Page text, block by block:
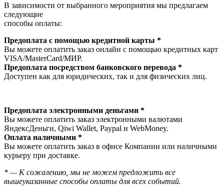
В зависимости от выбранного мероприятия мы предлагаем
следующие
способы оплаты:
Предоплата с помощью кредитной карты *
Вы можете оплатить заказ онлайн с помощью кредитных карт
VISA/MasterСard/МИР.
Предоплата посредством банковского перевода *
Доступен как для юридических, так и для физических лиц.
Предоплата электронными деньгами *
Вы можете оплатить заказ электронными валютами
ЯндексДеньги, Qiwi Wallet, Paypal и WebMoney.
Оплата наличными *
Вы можете оплатить заказ в офисе Компании или наличными
курьеру при доставке.
* — К сожалению, мы не можем предложить все
вышеуказанные способы оплаты для всех событий.